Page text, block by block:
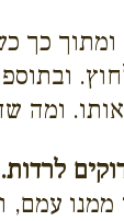
ומתוך כך
ומה
לרדות.